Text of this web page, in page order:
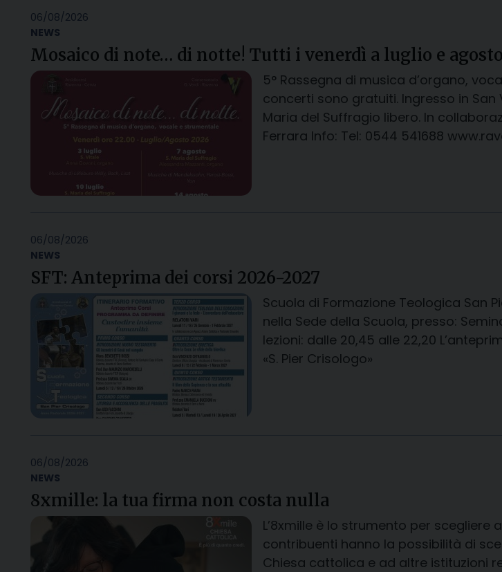
06/08/2026
NEWS
Mosaico di note… di notte! Tutti i venerdì a luglio e agosto
5° Rassegna di musica d’organo,
concerti sono gratuiti. Ingresso in
Maria del Suffragio libero. In
Ferrara Info: Tel: 0544 541688
06/08/2026
NEWS
SFT: Anteprima dei corsi 2026-2027
Scuola di Formazione Teologica San
nella Sede della Scuola, presso:
lezioni: dalle 20,45 alle 22,20
«S. Pier Crisologo»
06/08/2026
NEWS
8xmille: la tua firma non costa nulla
L’8xmille è lo strumento per
contribuenti hanno la possibilità di
Chiesa cattolica e ad altre istituzioni